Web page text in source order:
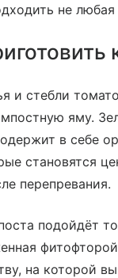
не любая
и стебли
яму.
в себе
становятся
перепревания.
подойдёт
на которой